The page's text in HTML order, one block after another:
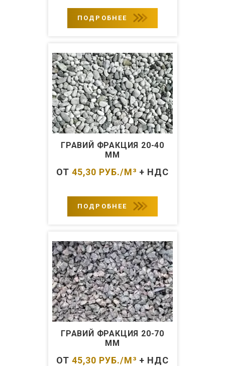
ПОДРОБНЕЕ
ГРАВИЙ ФРАКЦИЯ 20-40
ММ
ОТ 45,30 РУБ./М³ + НДС
ПОДРОБНЕЕ
ГРАВИЙ ФРАКЦИЯ 20-70
ММ
ОТ 45,30 РУБ./М³ + НДС